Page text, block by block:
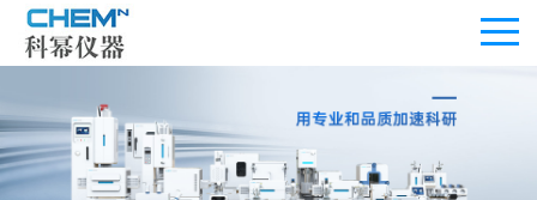
公司首页